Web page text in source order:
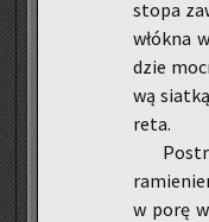
stopa
włók­na
dzie
wą
re­ta.
w porę